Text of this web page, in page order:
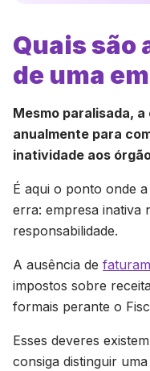
Quais são
de uma
Mesmo paralisada,
anualmente para
inatividade aos
É aqui o ponto onde
erra: empresa inativa
responsabilidade.
A ausência de
impostos sobre
formais perante o
Esses deveres
consiga distinguir